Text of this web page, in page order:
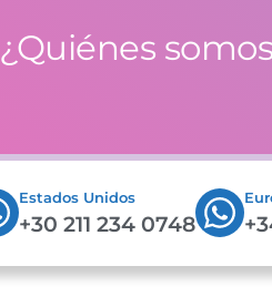
¿Quiénes
Estados Unidos
+30 211 234 0748